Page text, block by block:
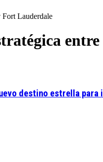
Fort Lauderdale
destino estrella para